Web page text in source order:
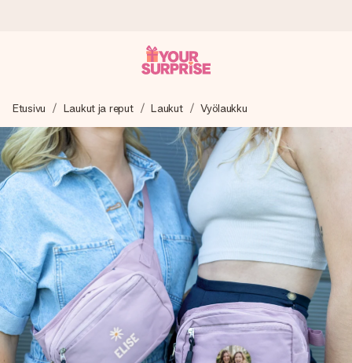
Valmistamme lahjasi huolella ja lähetämme sen hetkessä,
jotta voit antaa sen juuri oikeaan aikaan, kun sillä on eniten
merkitystä.
4,8 (+15 000 arvostelun perusteella)
Lahjamme inspiroivat. Asiakkaiden arvosana on 4,8 Google
Reviewsissä.
Ilmainen tervehdyskortti
Tilaa tänään – personoitu lahja valmistuu ja lähtee matkaan
nopeammin kuin ehdit sanoa “yllätys!”
Etusivu Laukut ja reput Laukut Vyölaukku